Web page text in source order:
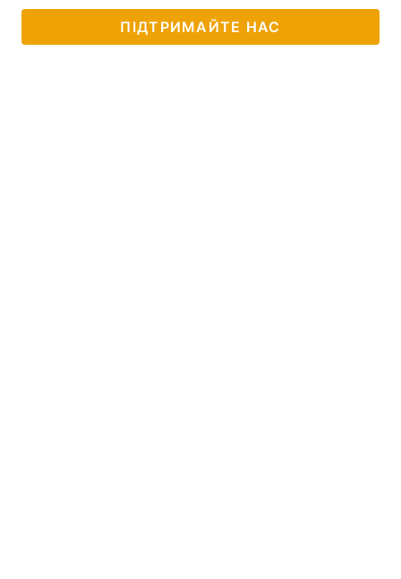
Архів Вакансії
Контакти
ПІДТРИМАЙТЕ НАС